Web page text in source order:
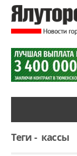
Теги-кассы